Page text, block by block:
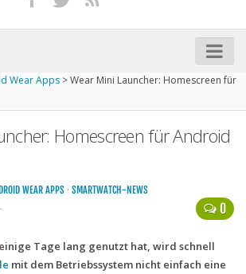
Wear Apps >Wear Mini Launcher: Homescreen für
Homescreen für Android
0
WEAR APPS · SMARTWATCH-NEWS
einige Tage lang genutzt hat, wird schnell
mit dem Betriebssystem nicht einfach eine